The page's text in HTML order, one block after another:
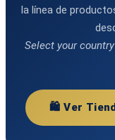
la línea de
Select your
🛍️ Ver